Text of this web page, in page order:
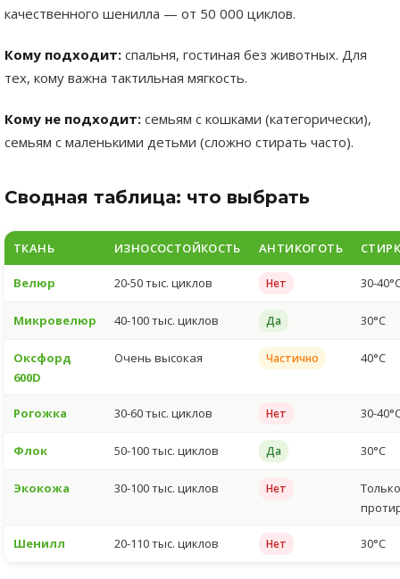
качественного шенилла — от 50 000 циклов.
Кому подходит: спальня, гостиная без животных. Для
тех, кому важна тактильная мягкость.
Кому не подходит: семьям с кошками (категорически),
семьям с маленькими детьми (сложно стирать часто).
Сводная таблица: что выбрать
ТКАНЬ ИЗНОСОСТОЙКОСТЬ АНТИКОГОТЬ
Велюр 20-50 тыс. циклов Нет 30-
Микровелюр 40-100 тыс. циклов Да 30°C
Оксфорд
600D
Очень высокая Частично 40°C
Рогожка 30-60 тыс. циклов Нет 30-
Флок 50-100 тыс. циклов Да 30°C
Экокожа 30-100 тыс. циклов Нет
Только
Шенилл 20-110 тыс. циклов Нет 30°C